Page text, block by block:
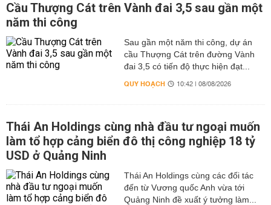
Cầu Thượng Cát trên Vành đai 3,5 sau gần một
năm thi công
Sau gần một năm thi công, dự án
cầu Thượng Cát trên đường Vành
đai 3,5 có tiến độ thực hiện đạt...
QUY HOẠCH 10:42 | 08/08/2026
Thái An Holdings cùng nhà đầu tư ngoại muốn
làm tổ hợp cảng biển đô thị công nghiệp 18 tỷ
USD ở Quảng Ninh
Thái An Holdings cùng các đối tác
đến từ Vương quốc Anh vừa tới
Quảng Ninh đề xuất ý tưởng làm...